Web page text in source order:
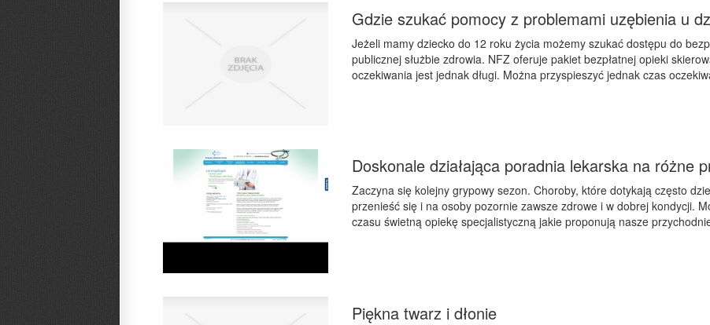
Gdzie szukać pomocy z problemami uzębienia u
Jeżeli mamy dziecko do 12 roku życia możemy szukać dostępu do
publicznej służbie zdrowia. NFZ oferuje pakiet bezpłatnej opieki
oczekiwania jest jednak długi. Można przyspieszyć jednak czas
Doskonale działająca poradnia lekarska na różne
Zaczyna się kolejny grypowy sezon. Choroby, które dotykają często
przenieść się i na osoby pozornie zawsze zdrowe i w dobrej kondycji.
czasu świetną opiekę specjalistyczną jakie proponują nasze
Piękna twarz i dłonie